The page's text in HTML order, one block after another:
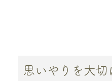
思いやりを大